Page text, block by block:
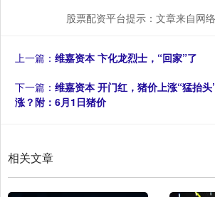
股票配资平台提示：文章来自网
上一篇： 维嘉资本 卞化龙烈士，“回家”了
下一篇： 维嘉资本 开门红，猪价上涨“猛抬
涨？附：6月1日猪价
相关文章